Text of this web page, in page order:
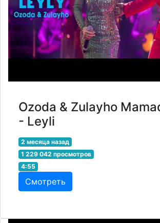
Ozoda & Zulayho
- Leyli
2 месяца назад
1 229 042 просмотров
4:55
Смотреть